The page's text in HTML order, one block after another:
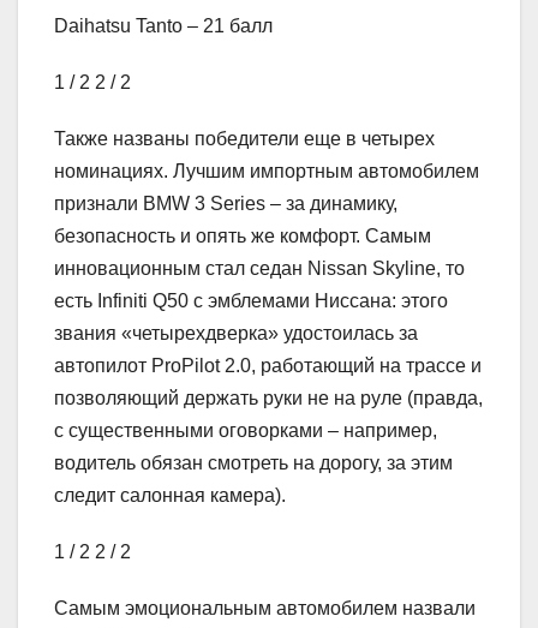
Daihatsu Tanto – 21 балл
1 / 2 2 / 2
Также названы победители еще в четырех
номинациях. Лучшим импортным автомобилем
признали BMW 3 Series – за динамику,
безопасность и опять же комфорт. Самым
инновационным стал седан Nissan Skyline, то
есть Infiniti Q50 с эмблемами Ниссана: этого
звания «четырехдверка» удостоилась за
автопилот ProPilot 2.0, работающий на трассе и
позволяющий держать руки не на руле (правда,
с существенными оговорками – например,
водитель обязан смотреть на дорогу, за этим
следит салонная камера).
1 / 2 2 / 2
Самым эмоциональным автомобилем назвали